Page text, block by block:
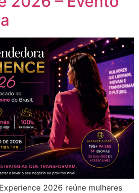
2026 reúne mulheres